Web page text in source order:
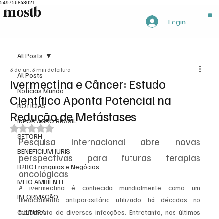
549756853021
mostb
Login
mostb
All Posts
Notícias Mundo
NOTÍCIAS
INFOR AGRO BRASIL
SETORH
BENEFICIUM JURIS
B2BC Franquias e Negócios
MEIO AMBIENTE
INFORMAÇÃO
CULTURA
All Posts
Ivermectina e Câncer: Estudo
Científico Aponta Potencial na
Redução de Metástases
3 de jun. 3 min de leitura
Avaliado com NaN de 5 estrelas.
Pesquisa internacional abre novas
perspectivas para futuras terapias
oncológicas
A ivermectina é conhecida mundialmente como um
medicamento antiparasitário utilizado há décadas no
tratamento de diversas infecções. Entretanto, nos últimos